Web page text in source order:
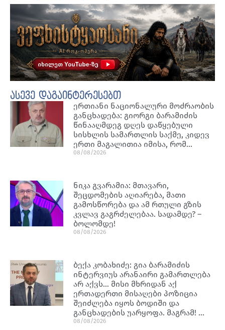
ასევე დაგაინტერესებთ
ერთიანი ნაციონალური მოძრაობის
განცხადება: გიორგი ბარამიძის
წინააღმდეგ დღეს დაწყებული
სისხლის სამართლის საქმე, კიდევ
ერთი მაგალითია იმისა, რომ…
08/08/2026
ნიკა გვარამია: მთავარი,
შეცდომების აღიარება, მათი
გამოსწორება და ამ რთული გზის
კვლავ გაგრძელებაა. სადამდე? –
ბოლომდე!
08/08/2026
ბექა კობახიძე: გია ბარამიძის
ინტერვიუს არანაირი გამართლება
არ აქვს… მისი მხრიდან აქ
ერთადერთი მისაღები პოზიცია
შეიძლება იყოს ბოდიში და
განცხადების უარყოფა. მაგრამ! …
08/08/2026